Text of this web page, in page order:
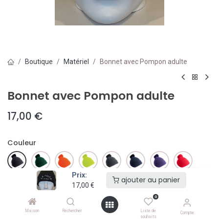
Prix:
17,00 €
ajouter au panier
Maison Rechercher
0
Liste de
souhaits
Compte
Boutique Matériel Bonnet avec Pompon adulte
Bonnet avec Pompon adulte
17,00 €
Couleur
ajouter au panier